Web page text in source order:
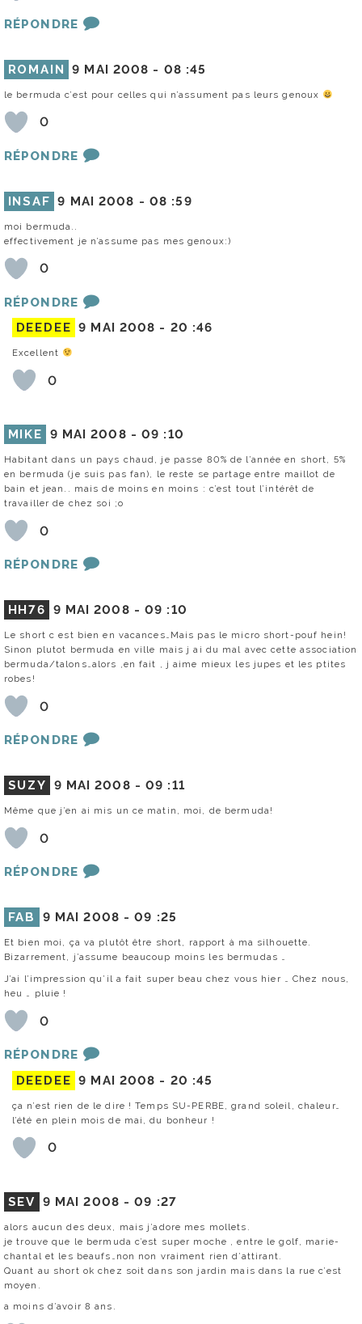
RÉPONDRE
ROMAIN 9 MAI 2008 - 08 :45
le bermuda c’est pour celles qui n’assument pas leurs genoux
0
RÉPONDRE
INSAF 9 MAI 2008 - 08 :59
moi bermuda..
effectivement je n’assume pas mes genoux:)
0
RÉPONDRE
DEEDEE 9 MAI 2008 - 20 :46
Excellent
0
MIKE 9 MAI 2008 -09 :10
Habitant dans un pays chaud, je passe 80% de l’année en short, 5%
en bermuda (je suis pas fan), le reste se partage entre maillot de
bain et jean.. mais de moins en moins : c’est tout l’intérêt de
travailler de chez soi ;o
0
RÉPONDRE
HH76 9 MAI 2008 -09 :10
Le short c est bien en vacances…Mais pas le micro short-pouf hein!
Sinon plutot bermuda en ville mais j ai du mal avec cette association
bermuda/talons…alors ,en fait , j aime mieux les jupes et les ptites
robes!
0
RÉPONDRE
SUZY 9 MAI 2008 -09 :11
Même que j’en ai mis un ce matin, moi, de bermuda!
0
RÉPONDRE
FAB 9 MAI 2008 -09 :25
Et bien moi, ça va plutôt être short, rapport à ma silhouette.
Bizarrement, j’assume beaucoup moins les bermudas …
J’ai l’impression qu’il a fait super beau chez vous hier … Chez nous,
heu … pluie !
0
RÉPONDRE
DEEDEE 9 MAI 2008 - 20 :45
ça n’est rien de le dire ! Temps SU-PERBE, grand soleil, chaleur…
l’été en plein mois de mai, du bonheur !
0
SEV 9 MAI 2008 -09 :27
alors aucun des deux, mais j’adore mes mollets.
je trouve que le bermuda c’est super moche , entre le golf, marie-
chantal et les beaufs…non non vraiment rien d’attirant.
Quant au short ok chez soit dans son jardin mais dans la rue c’est
moyen.
a moins d’avoir 8 ans.